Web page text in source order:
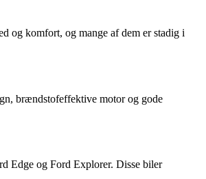
og komfort, og mange af dem er stadig i
brændstofeffektive motor og gode
Edge og Ford Explorer. Disse biler